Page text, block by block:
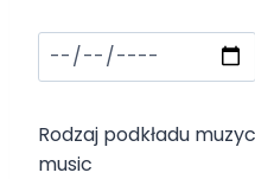
Rodzaj podkładu
music